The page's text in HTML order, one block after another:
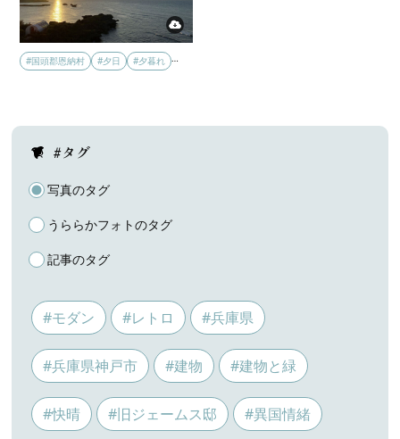
#国頭郡恩納村 #夕日 #夕暮れ …
#タグ
写真のタグ
うららかフォトのタグ
記事のタグ
#モダン #レトロ #兵庫県
#兵庫県神戸市 #建物 #建物と緑
#快晴 #旧ジェームス邸 #異国情緒